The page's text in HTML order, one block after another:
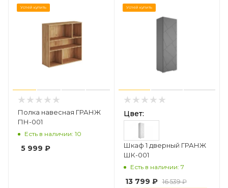
Успей купить
Полка навесная ГРАНЖ
ПН-001
Есть в наличии: 10
5 999 ₽
Успей купить
Цвет:
Шкаф 1 дверный ГРАНЖ
ШК-001
Есть в наличии: 7
13 799 ₽ 16 539 ₽